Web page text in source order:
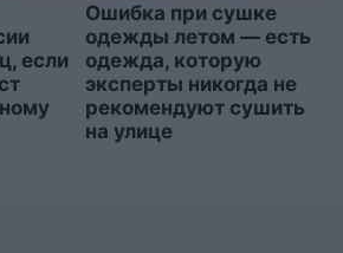
если
Ошибка при сушке
одежды летом — есть
одежда, которую
эксперты никогда не
рекомендуют сушить
на улице